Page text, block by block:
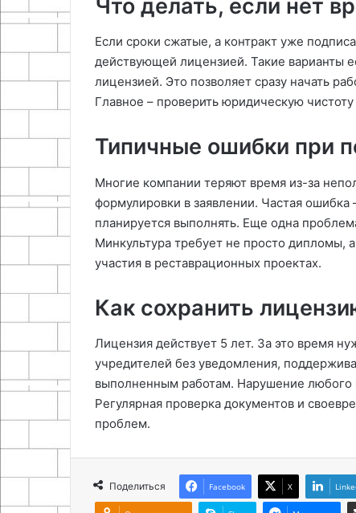
Что делать, если нет
Если сроки сжатые, а контракт уже
действующей лицензией. Такие варианты
лицензией. Это позволяет сразу начать
Главное – проверить юридическую
Типичные ошибки при
Многие компании теряют время из-за
формулировки в заявлении. Частая ошибка
планируется выполнять. Еще одна
Минкультура требует не просто дипломы,
участия в реставрационных проектах.
Как сохранить
Лицензия действует 5 лет. За это время
учредителей без уведомления,
выполненным работам. Нарушение любого
Регулярная проверка документов и
проблем.
Поделиться Facebook X